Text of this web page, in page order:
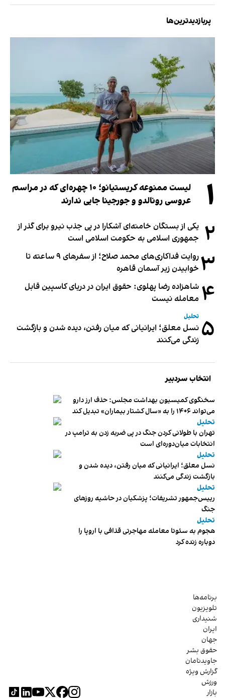
پربازدیدترین‌ها
۱
لیست ممنوعه کریستیانو؛ ۱۰ چهره‌ای که در مراسم
عروسی رونالدو و جورجینا جایی ندارند
۲ یکی از بستگان خامنه‌ای آشکارا در پی جذب نیرو برای گذر از
جمهوری اسلامی به حکومت اسلامی است
۳
روایت فداکاری‌های محمد صلاح؛ از سفرهای ۹ ساعته تا
خوابیدن زیر آسمان قاهره
۴ شاهزاده رضا پهلوی: حقوق ایران در دریای کاسپین قابل
معامله نیست
۵ تحلیل
نسل معلق؛ ایرانیانی که میان رفتن، دیده شدن و بازگشت
زندگی می‌کنند
انتخاب سردبیر
سخنگوی کمیسیون بهداشت مجلس: حذف ارز دارو
می‌تواند ۱۴۰۶ را به «سال کشتار بیماران» تبدیل کند
تحلیل
تهران با طولانی کردن جنگ در پی ضربه زدن به ترامپ در
انتخابات میان‌دوره‌ای است
تحلیل
نسل معلق؛ ایرانیانی که میان رفتن، دیده شدن و
بازگشت زندگی می‌کنند
تحلیل
رییس‌جمهور تشریفات؛ پزشکیان در حاشیه روزهای
جنگ
تحلیل
هجوم به سئوتا معامله مهاجرتی قذافی با اروپا را
دوباره زنده کرد
برنامه‌ها
تلویزیون
شنیداری
ایران
جهان
حقوق بشر
جاویدنامان
گزارش ویژه
ورزش
بازار